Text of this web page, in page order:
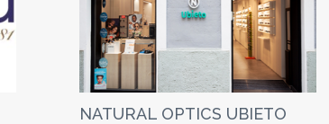
NATURAL OPTICS UBIETO